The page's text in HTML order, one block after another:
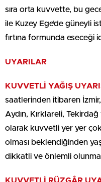
sıra orta kuvvette, bu
ile Kuzey Ege’de güneyli
fırtına formunda eseceği
UYARILAR
KUVVETLİ YAĞIŞ
saatlerinden itibaren
Aydın, Kırklareli,
olarak kuvvetli yer yer
olması beklendiğinden
dikkatli ve önlemli
KUVVETLİ RÜZGÂR